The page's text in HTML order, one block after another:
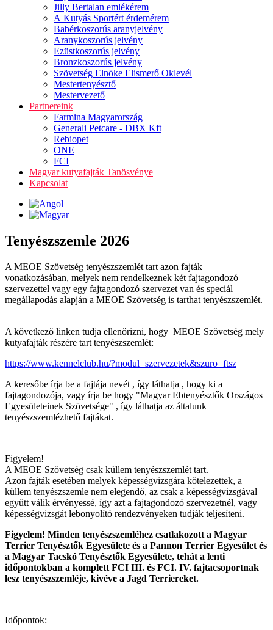
Jilly Bertalan emlékérem
A Kutyás Sportért érdemérem
Babérkoszorús aranyjelvény
Aranykoszorús jelvény
Ezüstkoszorús jelvény
Bronzkoszorús jelvény
Szövetség Elnöke Elismerő Oklevél
Mestertenyésztő
Mestervezető
Partnereink
Farmina Magyarország
Generali Petcare - DBX Kft
Rebiopet
ONE
FCI
Magyar kutyafajták Tanösvénye
Kapcsolat
Tenyészszemle 2026
A MEOE Szövetség tenyészszemlét tart azon fajták
vonatkozásában, melyek nem rendelkeznek két fajtagondozó
szervezettel vagy egy fajtagondozó szervezet van és speciál
megállapodás alapján a MEOE Szövetség is tarthat tenyészszemlét.
A következő linken tudja ellenőrizni, hogy MEOE Szövetség mely
kutyafajták részére tart tenyészszemlét:
https://www.kennelclub.hu/?modul=szervezetek&szuro=ftsz
A keresőbe írja be a fajtája nevét , így láthatja , hogy ki a
fajtagondozója, vagy írja be hogy "Magyar Ebtenyésztők Országos
Egyesületeinek Szövetsége" , így láthatja az általunk
tenyészszemlézhető fajtákat.
Figyelem!
A MEOE Szövetség csak küllem tenyészszemlét tart.
Azon fajták esetében melyek képességvizsgára kötelezettek, a
küllem tenyészszemle nem elegendő, az csak a képességvizsgával
együtt válik érvényessé, így azt a fajtagondozó szervezetnél, vagy
képességvizsgát lebonyolító rendezvényeken tudják teljesíteni.
Figyelem! Minden tenyészszemléhez csatlakozott a Magyar
Terrier Tenyésztők Egyesülete és a Pannon Terrier Egyesület és
a Magyar Tacskó Tenyésztők Egyesülete, tehát a lenti
időpontokban a komplett FCI III. és FCI. IV. fajtacsoportnak
lesz tenyészszemléje, kivéve a Jagd Terriereket.
Időpontok: